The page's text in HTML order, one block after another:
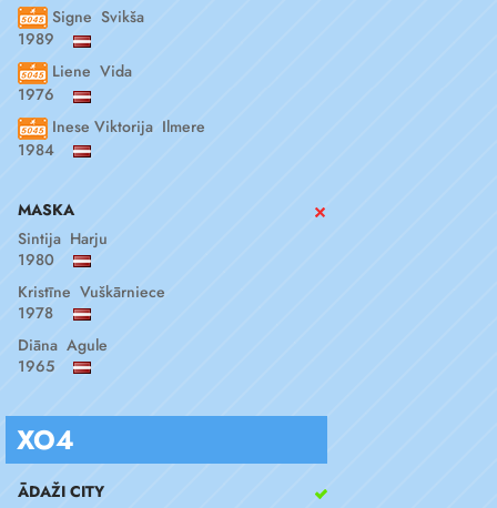
Signe Svikša
1989
Liene Vida
1976
Inese Viktorija Ilmere
1984
MASKA
Sintija Harju
1980
Kristīne Vuškārniece
1978
Diāna Agule
1965
XO4
ĀDAŽI CITY